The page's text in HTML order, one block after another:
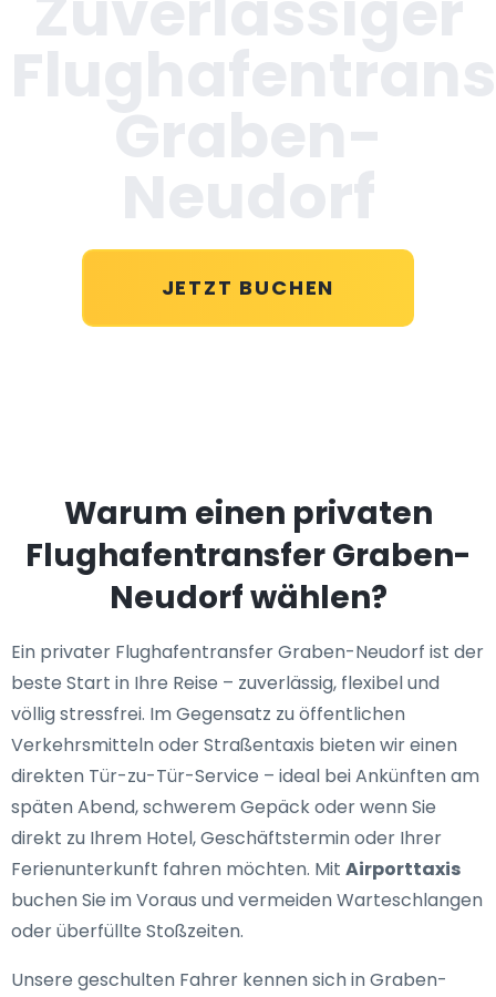
JETZT BUCHEN
Warum einen privaten
Flughafentransfer Graben-
Neudorf wählen?
Ein privater Flughafentransfer Graben-Neudorf ist der
beste Start in Ihre Reise – zuverlässig, flexibel und
völlig stressfrei. Im Gegensatz zu öffentlichen
Verkehrsmitteln oder Straßentaxis bieten wir einen
direkten Tür-zu-Tür-Service – ideal bei Ankünften am
späten Abend, schwerem Gepäck oder wenn Sie
direkt zu Ihrem Hotel, Geschäftstermin oder Ihrer
Ferienunterkunft fahren möchten. Mit Airporttaxis
buchen Sie im Voraus und vermeiden Warteschlangen
oder überfüllte Stoßzeiten.
Unsere geschulten Fahrer kennen sich in Graben-